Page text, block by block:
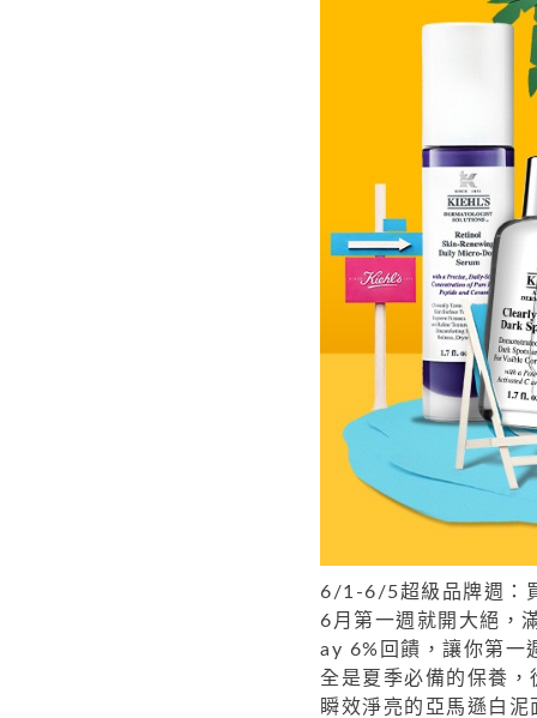
6/1-6/5超級品牌週：
6月第一週就開大絕，
ay 6%回饋，讓你第一
全是夏季必備的保養
瞬效淨亮的亞馬遜白